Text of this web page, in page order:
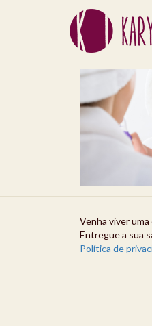
Venha viver
Entregue a sua
Política de